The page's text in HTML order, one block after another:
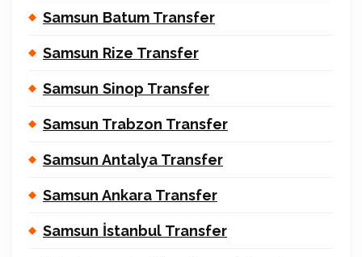
Samsun Batum Transfer
Samsun Rize Transfer
Samsun Sinop Transfer
Samsun Trabzon Transfer
Samsun Antalya Transfer
Samsun Ankara Transfer
Samsun İstanbul Transfer